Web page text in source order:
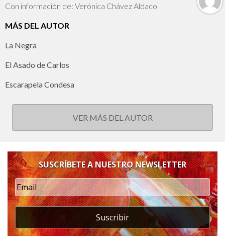
Con información de: Verónica Chávez Aldaco
MÁS DEL AUTOR
La Negra
El Asado de Carlos
Escarapela Condesa
VER MÁS DEL AUTOR
SUSCRÍBETE A NUESTRO NEWSLETTER
Suscribir